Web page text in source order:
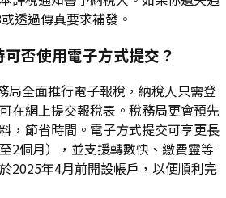
透過傳真要求補發。
否使用電子方式提交？
局全面推行電子報稅，納稅人只需登
在網上提交報稅表。稅務局更會預先
，節省時間。電子方式提交可享更長
2個月），並支援轉數快、繳費靈等
2025年4月前開設帳戶，以便順利完